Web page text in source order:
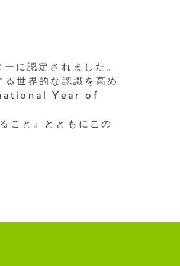
に認定されました。
世界的な認識を高め
Year of
こと』とともにこの